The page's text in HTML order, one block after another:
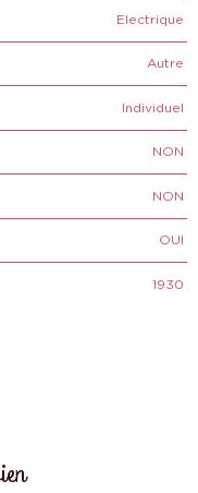
Electrique
Autre
Individuel
NON
NON
OUI
1930